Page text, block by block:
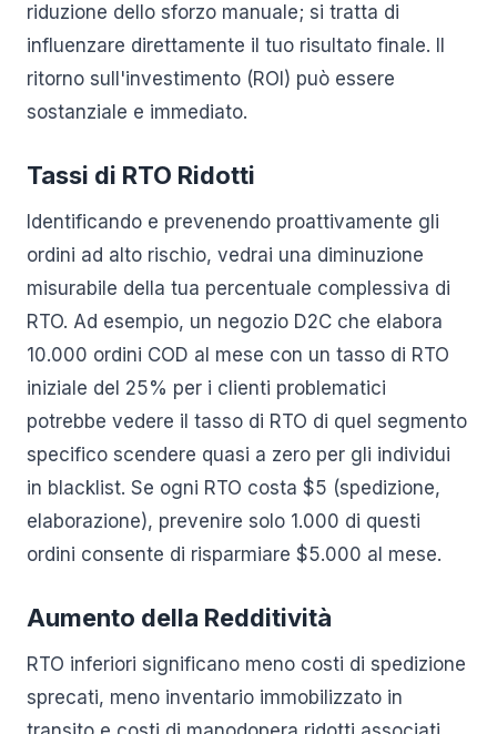
riduzione dello sforzo manuale; si tratta di
influenzare direttamente il tuo risultato finale. Il
ritorno sull'investimento (ROI) può essere
sostanziale e immediato.
Tassi di RTO Ridotti
Identificando e prevenendo proattivamente gli
ordini ad alto rischio, vedrai una diminuzione
misurabile della tua percentuale complessiva di
RTO. Ad esempio, un negozio D2C che elabora
10.000 ordini COD al mese con un tasso di RTO
iniziale del 25% per i clienti problematici
potrebbe vedere il tasso di RTO di quel segmento
specifico scendere quasi a zero per gli individui
in blacklist. Se ogni RTO costa $5 (spedizione,
elaborazione), prevenire solo 1.000 di questi
ordini consente di risparmiare $5.000 al mese.
Aumento della Redditività
RTO inferiori significano meno costi di spedizione
sprecati, meno inventario immobilizzato in